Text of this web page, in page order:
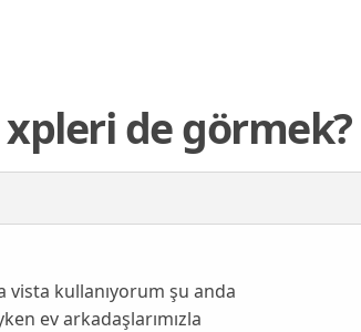
de görmek?
kullanıyorum şu anda
ev arkadaşlarımızla